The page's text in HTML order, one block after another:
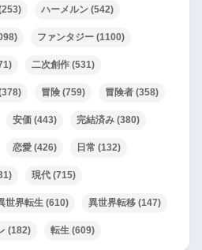
ハーメルン (542)
ファンタジー (1100)
二次創作 (531)
冒険 (759) 冒険者 (358)
安価 (443) 完結済み (380)
恋愛 (426) 日常 (132)
現代 (715)
世界転生 (610) 異世界転移 (147)
(182) 転生 (609)